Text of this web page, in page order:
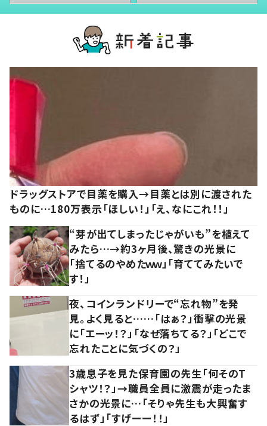
ドラッグストアで目薬を購入→目薬とは別に渡された
ものに…180万表示「ほしい！」「え、なにこれ！！」
“芽が出てしまったじゃがいも”を植えて
みたら…→約3ヶ月後、驚きの光景に
「捨てるのやめたｗｗ」「育ててみたいで
す！」
夜、コインランドリーで“忘れ物”を発
見。よく見ると……「はぁ？」衝撃の光景
に「エーッ！？」「なぜ落ちてる？」「どこで
忘れたことに気づくの？」
3歳息子を見た保育園の先生「何そのT
シャツ！？」→職員全員に激震が走ったま
さかの光景に…「そりゃ先生も大興奮す
るはず」「すげーー！！」